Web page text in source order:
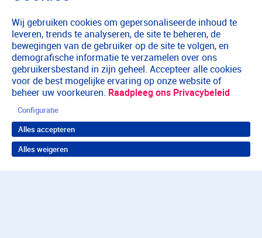
Wij gebruiken cookies om gepersonaliseerde inhoud te
leveren, trends te analyseren, de site te beheren, de
bewegingen van de gebruiker op de site te volgen, en
demografische informatie te verzamelen over ons
gebruikersbestand in zijn geheel. Accepteer alle cookies
voor de best mogelijke ervaring op onze website of
beheer uw voorkeuren. Raadpleeg ons Privacybeleid
Configuratie
Alles accepteren
Alles weigeren